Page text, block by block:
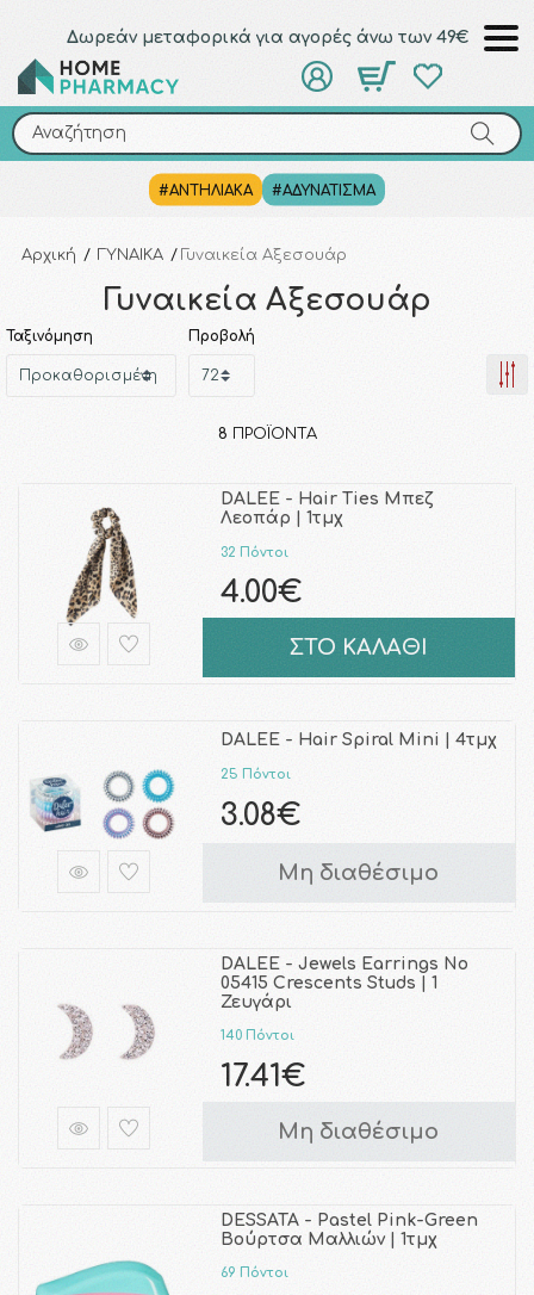
Δωρεάν μεταφορικά για αγορές άνω των 49€
Αναζήτηση
#ΑΝΤΗΛΙΑΚΑ #ΑΔΥΝΑΤΙΣΜΑ
Αναζήτηση
Αρχική / ΓΥΝΑΙΚΑ / Γυναικεία Αξεσουάρ
Γυναικεία Αξεσουάρ
Ταξινόμηση Προβολή
8 ΠΡΟΪΌΝΤΑ
DALEE - Hair Ties Μπεζ
Λεοπάρ | 1τμχ
32 Πόντοι
4.00€
ΣΤΟ ΚΑΛΑΘΙ
DALEE - Hair Spiral Mini | 4τμχ
25 Πόντοι
3.08€
Μη διαθέσιμο
DALEE - Jewels Earrings No
05415 Crescents Studs | 1
Ζευγάρι
140 Πόντοι
17.41€
Μη διαθέσιμο
DESSATA - Pastel Pink-Green
Βούρτσα Μαλλιών | 1τμχ
69 Πόντοι